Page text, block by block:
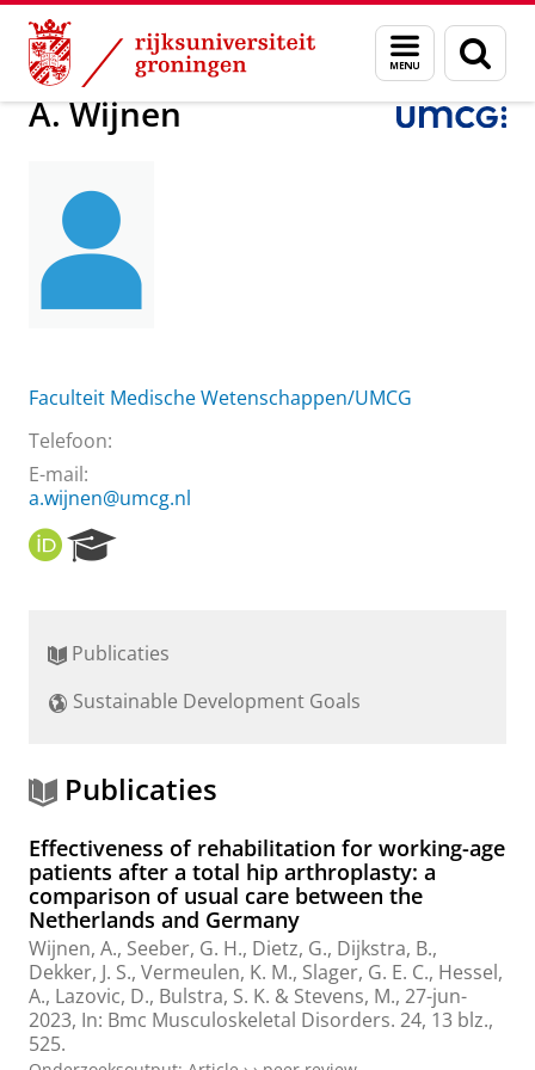
Skip
Content
Skip
Navigation
Menu
en
zoeken
Over ons A. Wijnen
A. Wijnen
Faculteit Medische Wetenschappen/UMCG
Telefoon:
E-mail:
a.wijnen@umcg.nl
O
R
r
h
r
t
l
Publicaties
Sustainable Development Goals
Publicaties
Effectiveness of rehabilitation for working-age
patients after a total hip arthroplasty: a
comparison of usual care between the
Netherlands and Germany
Wijnen, A., Seeber, G. H., Dietz, G., Dijkstra, B.,
Dekker, J. S., Vermeulen, K. M., Slager, G. E. C., Hessel,
A., Lazovic, D., Bulstra, S. K. & Stevens, M., 27-jun-
2023, In: Bmc Musculoskeletal Disorders. 24, 13 blz.,
525.